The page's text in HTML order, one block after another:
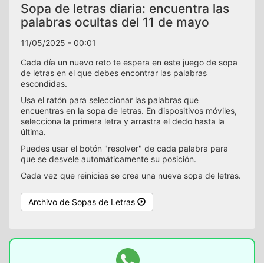
Sopa de letras diaria: encuentra las
palabras ocultas del 11 de mayo
11/05/2025 - 00:01
Cada día un nuevo reto te espera en este juego de sopa
de letras en el que debes encontrar las palabras
escondidas.
Usa el ratón para seleccionar las palabras que
encuentras en la sopa de letras. En dispositivos móviles,
selecciona la primera letra y arrastra el dedo hasta la
última.
Puedes usar el botón "resolver" de cada palabra para
que se desvele automáticamente su posición.
Cada vez que reinicias se crea una nueva sopa de letras.
Archivo de Sopas de Letras